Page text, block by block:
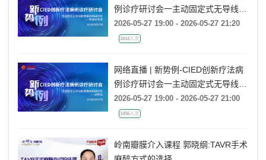
例诊疗研讨会一主动固定式无导线起
搏器病例研讨会一粤桂琼专场
2026-05-27 19:00 - 2026-05-27 21:20
1614人次
网络直播 | 新势例-CIED创新疗法病
例诊疗研讨会一主动固定式无导线起
搏器病例研讨会一湖南站
2026-05-27 19:00 - 2026-05-27 21:00
1056人次
岭南瓣膜介入课程 郭晓纲:TAVR手术